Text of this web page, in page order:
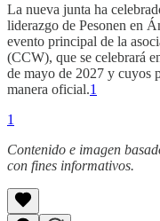
La nueva junta ha
liderazgo de Pesonen en
evento principal de la
(CCW), que se celebrará
de mayo de 2027 y cuyos
manera oficial.1
1
Contenido e imagen
con fines informativos.